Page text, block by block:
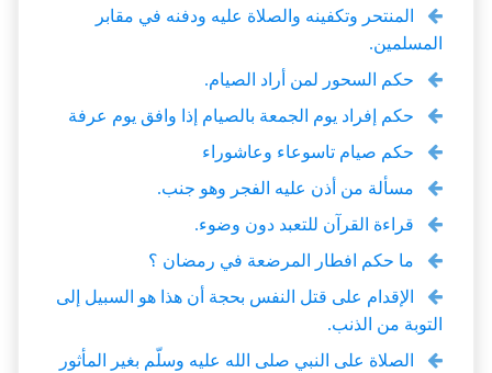
المنتحر وتكفينه والصلاة عليه ودفنه في مقابر
المسلمين.
حكم السحور لمن أراد الصيام.
حكم إفراد يوم الجمعة بالصيام إذا وافق يوم عرفة
حكم صيام تاسوعاء وعاشوراء
مسألة من أذن عليه الفجر وهو جنب.
قراءة القرآن للتعبد دون وضوء.
ما حكم افطار المرضعة في رمضان ؟
الإقدام على قتل النفس بحجة أن هذا هو السبيل إلى
التوبة من الذنب.
الصلاة على النبي صلى الله عليه وسلّم بغير المأثور